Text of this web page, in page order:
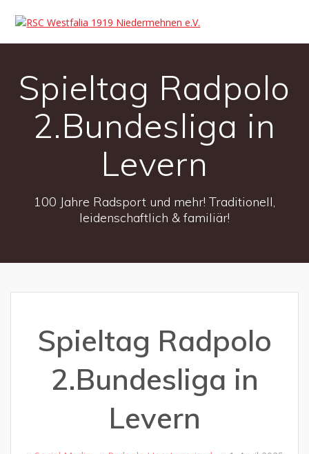
Spieltag Radpolo
2.Bundesliga in
Levern
100 Jahre Radsport und mehr! Traditionell,
leidenschaftlich & familiär!
Spieltag Radpolo
2.Bundesliga in
Levern